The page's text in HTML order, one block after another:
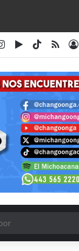
Instagram
Google Play
TikTok
RSS